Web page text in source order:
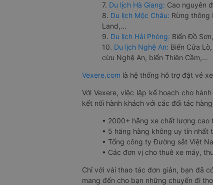
7. Du lịch Hà Giang: Cao nguyên
8. Du lịch Mộc Châu: Rừng thông
Land,...
9. Du lịch Hải Phòng: Biển Đồ
10. Du lịch Nghệ An: Biển Cửa
cừu Nghệ An, biển Thiên Cầm,...
Vexere.com là hệ thống hỗ trợ đặt vé
Với Vexere, việc lập kế hoạch cho
kết nối hành khách với các đối tác
• 2000+ hãng xe chất lượng
• 5 hãng hàng không uy tín nhất
• Tổng công ty Đường sắt Việt
• Các đơn vị cho thuê xe máy,
Chỉ với vài thao tác đơn giản, bạn đã
mang đến cho bạn những chuyến đi